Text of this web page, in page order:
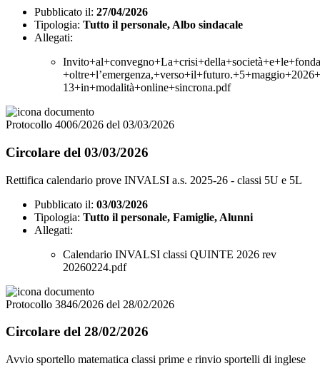
Pubblicato il: 27/04/2026
Tipologia: Tutto il personale, Albo sindacale
Allegati:
13+in+modalità+online+sincrona.pdf
Protocollo 4006/2026 del 03/03/2026
Circolare del 03/03/2026
Rettifica calendario prove INVALSI a.s. 2025-26 - classi 5U e 5L
Pubblicato il: 03/03/2026
Tipologia: Tutto il personale, Famiglie, Alunni
Allegati:
Calendario INVALSI classi QUINTE 2026 rev
20260224.pdf
Protocollo 3846/2026 del 28/02/2026
Circolare del 28/02/2026
Avvio sportello matematica classi prime e rinvio sportelli di inglese